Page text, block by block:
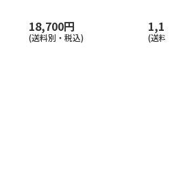
18,700円
(送料別・税込)
1,100円
(送料別・税